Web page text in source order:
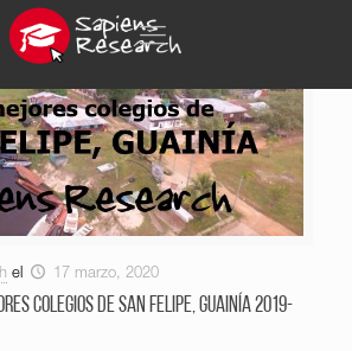
el 17 marzo, 2020
colegios de San Felipe, Guainía 2019-